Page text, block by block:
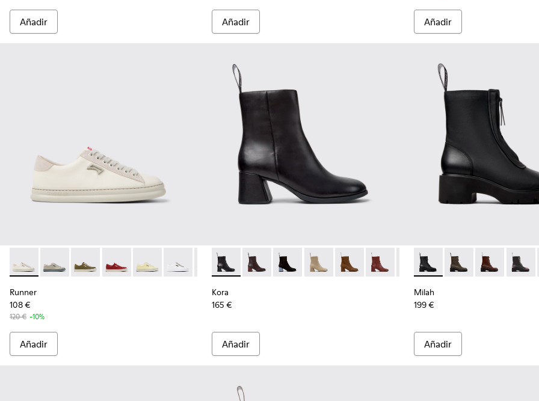
Añadir Añadir Añadir
Runner - K201855-001 - Zapatillas de piel y nobuk blancas para mujer.
Runner - K201855-015
Runner - K201855-014
Runner - K201855-013
Runner - K201855-011
Runner - K201855-010
Runner - K201855-008
Runner - K201855-006
Runner - K201855-003
Runner - K201855-002
Runner
108 €
120 € -10%
Añadir
Kora - K400798-001 - Botines de piel negros para mujer.
Kora - K400798-011 - Botines de piel marrones para mujer.
Kora - K400798-010
Kora - K400798-009
Kora - K400798-008 - Botines de nobuk
Kora - K400798-007
Kora - K400798-006
Kora - K400798-005
Kora - K400798-
Kora -
Kora
165 €
Añadir
Milah - K400776-001 -
Milah - K400776-011
Milah - Milah
Milah
199 €
Añadir